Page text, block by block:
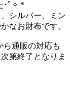
･ﾟ✧ *
シルバー、ミン
なお財布です。
ら通販の対応も
第終了となりま